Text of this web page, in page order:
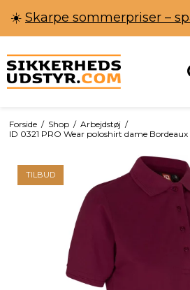
☀️ Skarpe sommerpriser –
Forside / Shop / Arbejdstøj /
ID 0321 PRO Wear poloshirt dame Bordeaux
TILBUD